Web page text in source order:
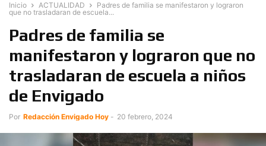
Inicio ACTUALIDAD
Padres de familia se manifestaron y lograron
que no trasladaran de escuela...
Padres de familia se
manifestaron y lograron que no
trasladaran de escuela a niños
de Envigado
Por Redacción Envigado Hoy - 20 febrero, 2024